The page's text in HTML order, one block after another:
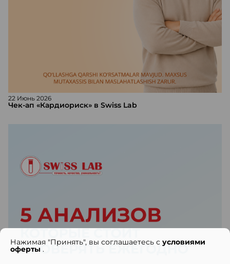
22 Июнь 2026
Чек-ап «Кардиориск» в Swiss Lab
Нажимая "Принять", вы соглашаетесь с условиями
оферты .